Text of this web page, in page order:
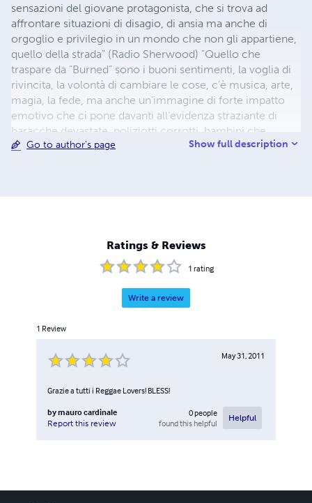
sensazioni del giovane protagonista, che si trova ad
affrontare situazioni di disagio, di ansia ma anche di
orgoglio e privilegio in un mondo che non gli appartiene,
quello della strada" (Radio Sherwood) "Quello che
traspare da “Burned” sono i buoni sentimenti, la voglia di
rivincita, la volontà di cambiare le cose, c’è musica, arte,
magia, la fede, ma anche un’immagine di forte impatto
emotivo che ci pone davanti all’evidenza straziante di
baracche devastate, poliziotti corrotti, bambini che
scavano tra i rifiuti ed occhi che si chiudono per non
conosciuta che, avvicinata, rivela una impensabile
ricchezza di motivazioni e situazioni (L.Scorrano, critico)
Go to author's page Show full description
Ratings & Reviews
1 rating
Write a review
1 Review
May 31, 2011
Grazie a tutti i Reggae Lovers! BLESS!
bymauro cardinale
Report this review
0people
found this helpful
Helpful